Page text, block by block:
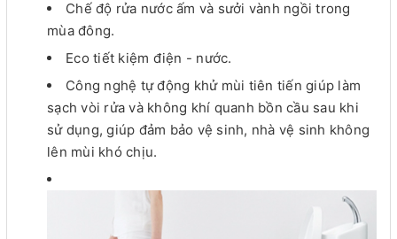
Chế độ rửa nước ấm và sưởi vành ngồi trong
mùa đông.
Eco tiết kiệm điện - nước.
Công nghệ tự động khử mùi tiên tiến giúp làm
sạch vòi rửa và không khí quanh bồn cầu sau khi
sử dụng, giúp đảm bảo vệ sinh, nhà vệ sinh không
lên mùi khó chịu.